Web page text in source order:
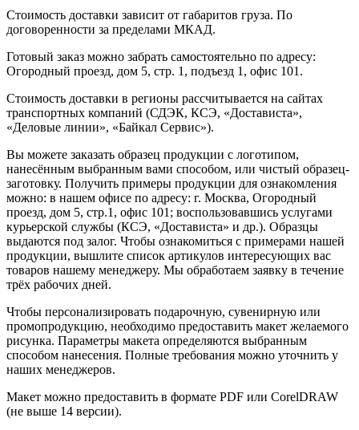
Стоимость доставки зависит от габаритов груза. По
договоренности за пределами МКАД.
Готовый заказ можно забрать самостоятельно по адресу:
Огородный проезд, дом 5, стр. 1, подъезд 1, офис 101.
Стоимость доставки в регионы рассчитывается на сайтах
транспортных компаний (СДЭК, КСЭ, «Достависта»,
«Деловые линии», «Байкал Сервис»).
Вы можете заказать образец продукции с логотипом,
нанесённым выбранным вами способом, или чистый образец-
заготовку. Получить примеры продукции для ознакомления
можно: в нашем офисе по адресу: г. Москва, Огородный
проезд, дом 5, стр.1, офис 101; воспользовавшись услугами
курьерской службы (КСЭ, «Достависта» и др.). Образцы
выдаются под залог. Чтобы ознакомиться с примерами нашей
продукции, вышлите список артикулов интересующих вас
товаров нашему менеджеру. Мы обработаем заявку в течение
трёх рабочих дней.
Чтобы персонализировать подарочную, сувенирную или
промопродукцию, необходимо предоставить макет желаемого
рисунка. Параметры макета определяются выбранным
способом нанесения. Полные требования можно уточнить у
наших менеджеров.
Макет можно предоставить в формате PDF или CorelDRAW
(не выше 14 версии).